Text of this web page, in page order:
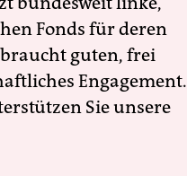
Fonds für deren
guten, frei
Engagement.
Sie unsere